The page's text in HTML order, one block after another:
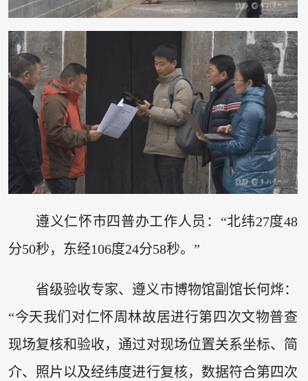
遵义仁怀市四普办工作人员：“北纬27度48
分50秒，东经106度24分58秒。”
省级验收专家、遵义市博物馆副馆长何烨：
“今天我们对仁怀周林故居进行第四次文物普查
现场复核和验收，通过对现场位置关系坐标、简
介、照片以及经纬度进行复核，数据符合第四次